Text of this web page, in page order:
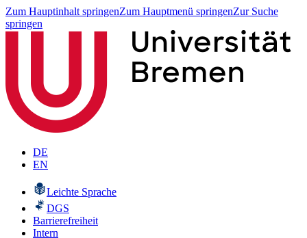
Zum Hauptinhalt springenZum Hauptmenü springenZur Suche
springen
DE
EN
Leichte Sprache
DGS
Barrierefreiheit
Intern